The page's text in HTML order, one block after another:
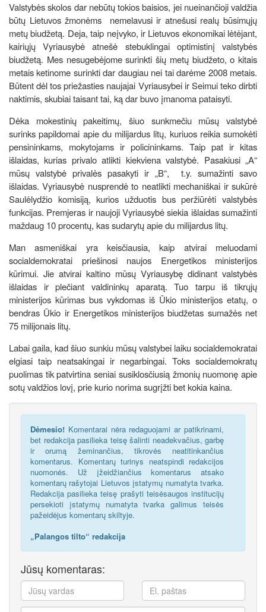
Valstybės skolos dar nebūtų tokios baisios, jei nueinančioji valdžia
būtų Lietuvos žmonėms nemelavusi ir atnešusi realų būsimųjų
metų biudžetą. Deja, taip neįvyko, ir Lietuvos ekonomikai lėtėjant,
kairiųjų Vyriausybė atnešė stebuklingai optimistinį valstybės
biudžetą. Mes nesugebėjome surinkti šių metų biudžeto, o kitais
metais ketinome surinkti dar daugiau nei tai darėme 2008 metais.
Būtent dėl tos priežasties naujajai Vyriausybei ir Seimui teko dirbti
naktimis, skubiai taisant tai, ką dar buvo įmanoma pataisyti.
Dėka mokestinių pakeitimų, šiuo sunkmečiu mūsų valstybė
surinks papildomai apie du milijardus litų, kuriuos reikia sumokėti
pensininkams, mokytojams ir policininkams. Taip pat ir kitas
išlaidas, kurias privalo atlikti kiekviena valstybė. Pasakiusi „A“
mūsų valstybė privalės pasakyti ir „B“, t.y. sumažinti savo
išlaidas. Vyriausybė nusprendė to neatlikti mechaniškai ir sukūrė
Saulėlydžio komisiją, kurios užduotis bus peržiūrėti valstybės
funkcijas. Premjeras ir naujoji Vyriausybė siekia išlaidas sumažinti
maždaug 10 procentų, kas sudarytų apie du milijardus litų.
Man asmeniškai yra keisčiausia, kaip atvirai meluodami
socialdemokratai priešinosi naujos Energetikos ministerijos
kūrimui. Jie atvirai kaltino mūsų Vyriausybę didinant valstybės
išlaidas ir plečiant valdininkų aparatą. Tuo tarpu iš tikrųjų
ministerijos kūrimas bus vykdomas iš Ūkio ministerijos etatų, o
bendras Ūkio ir Energetikos ministerijos biudžetas sumažės net
75 milijonais litų.
Labai gaila, kad šiuo sunkiu mūsų valstybei laiku socialdemokratai
elgiasi taip neatsakingai ir negarbingai. Toks socialdemokratų
puolimas tik patvirtina seniai susiklosčiusią žmonių nuomonę apie
sotų valdžios lovį, prie kurio norima sugrįžti bet kokia kaina.
Dėmesio! Komentarai nėra redaguojami ar patikrinami,
bet redakcija pasilieka teisę šalinti neadekvačius, garbę
ir orumą žeminančius, tikrovės neatitinkančius
komentarus. Komentarų turinys neatspindi redakcijos
nuomonės. Už įžeidžiančius komentarus atsako
komentarų rašytojai Lietuvos įstatymų numatyta tvarka.
Redakcija pasilieka teisę prašyti teisėsaugos institucijų
persekioti įstatymų numatyta tvarka galimus teisės
pažeidėjus komentarų skiltyje.
„Palangos tilto“ redakcija
Jūsų komentaras: